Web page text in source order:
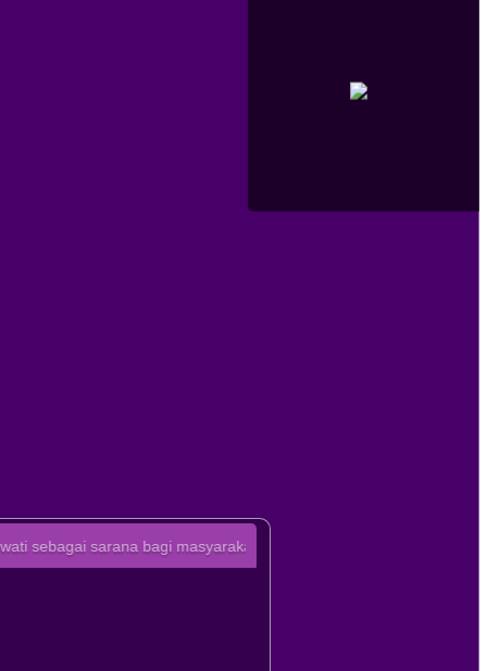
bagi masyarakat desa agar lebih mudah mengakses